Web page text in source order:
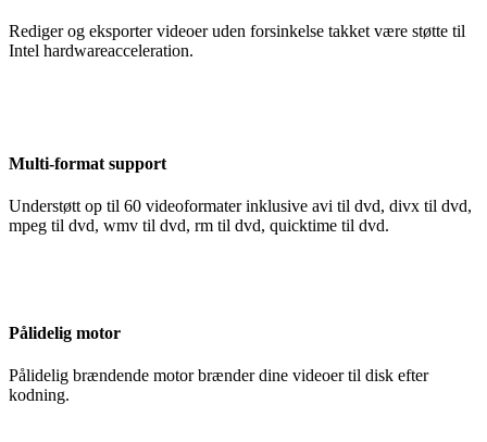
Rediger og eksporter videoer uden forsinkelse takket være støtte til
Intel hardwareacceleration.
Multi-format support
Understøtt op til 60 videoformater inklusive avi til dvd, divx til dvd,
mpeg til dvd, wmv til dvd, rm til dvd, quicktime til dvd.
Pålidelig motor
Pålidelig brændende motor brænder dine videoer til disk efter
kodning.